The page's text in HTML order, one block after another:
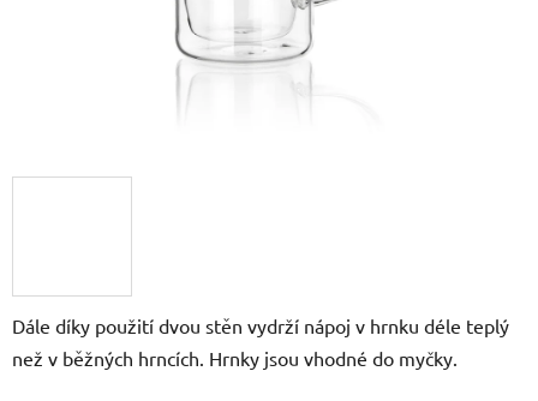
Dále díky použití dvou stěn vydrží nápoj v hrnku déle teplý
než v běžných hrncích. Hrnky jsou vhodné do myčky.